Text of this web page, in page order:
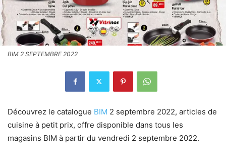
BIM 2 SEPTEMBRE 2022
Découvrez le catalogue BIM 2 septembre 2022, articles de
cuisine à petit prix, offre disponible dans tous les
magasins BIM à partir du vendredi 2 septembre 2022.